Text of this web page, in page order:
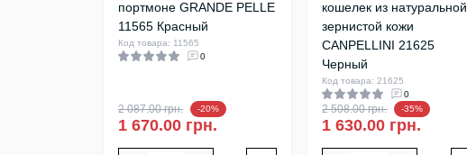
портмоне GRANDE PELLE
11565 Красный
Код товара: 11565
0
2 087.00 грн. -20%
1 670.00 грн.
кошелек из натуральной
зернистой кожи
CANPELLINI 21625
Черный
Код товара: 21625
0
2 508.00 грн. -35%
1 630.00 грн.